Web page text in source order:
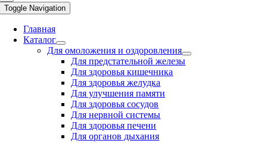
Toggle Navigation
Главная
Каталог
Для омоложения и оздоровления
Для предстательной железы
Для здоровья кишечника
Для здоровья желудка
Для улучшения памяти
Для здоровья сосудов
Для нервной системы
Для здоровья печени
Для органов дыхания